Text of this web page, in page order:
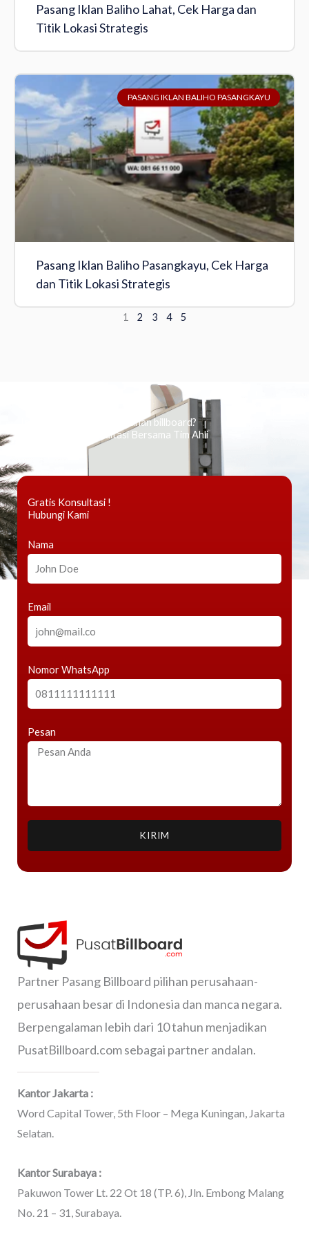
Pasang Iklan Baliho Lahat, Cek Harga dan
Titik Lokasi Strategis
PASANG IKLAN BALIHO PASANGKAYU
Pasang Iklan Baliho Pasangkayu, Cek Harga
dan Titik Lokasi Strategis
1 2 3 4 5
Ingin tahu tentang periklanan billboard?
Kami Berikan Konsultasi Bersama Tim Ahli
Gratis Konsultasi !
Hubungi Kami
Nama
Email
Nomor WhatsApp
Pesan
KIRIM
Partner Pasang Billboard pilihan perusahaan-
perusahaan besar di Indonesia dan manca negara.
Berpengalaman lebih dari 10 tahun menjadikan
PusatBillboard.com sebagai partner andalan.
Kantor Jakarta :
Word Capital Tower, 5th Floor – Mega Kuningan, Jakarta
Selatan.
Kantor Surabaya :
Pakuwon Tower Lt. 22 Ot 18 (TP. 6), Jln. Embong Malang
No. 21 – 31, Surabaya.